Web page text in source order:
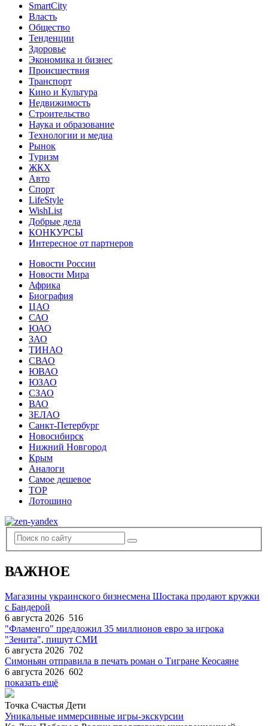
SmartCity
Власть
Общество
Тенденции
Здоровье
Экономика и бизнес
Происшествия
Транспорт
Кино и Культура
Недвижимость
Строительство
Наука и образование
Технологии и медиа
Рынок
Туризм
ЖКХ
Авто
Спорт
LifeStyle
WishList
Добрые дела
КОНКУРСЫ
Интересное от партнеров
Новости России
Новости Мира
Африка
Биография
ЦАО
САО
ЮАО
ЗАО
ТИНАО
СВАО
ЮВАО
ЮЗАО
СЗАО
ВАО
ЗЕЛАО
Санкт-Петербург
Новосибирск
Нижний Новгород
Крым
Аналоги
Самое дешевое
TOP
Лотошино
ВАЖНОЕ
Магазины украинского бизнесмена Шостака продают кружки
с Бандерой
6 августа 2026 516
"Фламенго" предложил 35 миллионов евро за игрока
"Зенита", пишут СМИ
6 августа 2026 702
Симоньян отправила в печать роман о Тигране Кеосаяне
6 августа 2026 602
показать ещё
Точка Счастья Дети
Уникальные иммерсивные игры-экскурсии